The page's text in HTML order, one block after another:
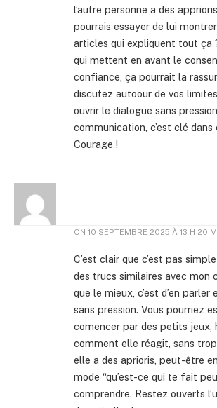
l’autre personne a des
pourrais essayer de lui
articles qui expliquent tout ça
qui mettent en avant le
confiance, ça pourrait la
discutez autoour de vos
ouvrir le dialogue sans
communication, c’est clé dans
Courage !
ON 10 SEPTEMBRE 2025 À 13 H 20
C’est clair que c’est pas simple
des trucs similaires avec mon
que le mieux, c’est d’en parler
sans pression. Vous pourriez
comencer par des petits jeux,
comment elle réagit, sans
elle a des aprioris, peut-être
mode “qu’est-ce qui te fait
comprendre. Restez ouverts